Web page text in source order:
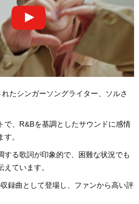
たシンガーソングライター、ソルさ
で、R&Bを基調としたサウンドに感情
。
する歌詞が印象的で、困難な状況でも
ています。
録曲として登場し、ファンから高い評